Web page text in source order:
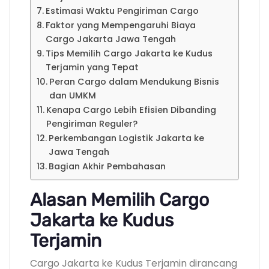
Estimasi Waktu Pengiriman Cargo
Faktor yang Mempengaruhi Biaya
Cargo Jakarta Jawa Tengah
Tips Memilih Cargo Jakarta ke Kudus
Terjamin yang Tepat
Peran Cargo dalam Mendukung Bisnis
dan UMKM
Kenapa Cargo Lebih Efisien Dibanding
Pengiriman Reguler?
Perkembangan Logistik Jakarta ke
Jawa Tengah
Bagian Akhir Pembahasan
Alasan Memilih Cargo
Jakarta ke Kudus
Terjamin
Cargo Jakarta ke Kudus Terjamin dirancang